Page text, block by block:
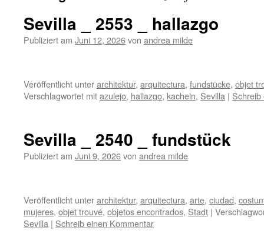
Sevilla _ 2553 _ hallazgo
Publiziert am Juni 12, 2026von andrea milde
Veröffentlicht unterarchitektur, arquitectura, fundstücke, objet
Verschlagwortet mitazulejo, hallazgo, kacheln, Sevilla |
Sevilla _ 2540 _ fundstück
Publiziert am Juni 9, 2026von andrea milde
Veröffentlicht unterarchitektur, arquitectura, arte, ciudad,
mujeres, objet trouvé, objetos encontrados, Stadt |
Sevilla | Schreib einen Kommentar